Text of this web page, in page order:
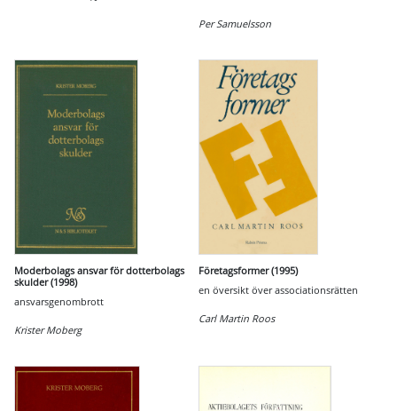
Per Samuelsson
Moderbolags ansvar för dotterbolags
skulder (1998)
ansvarsgenombrott
Krister Moberg
Företagsformer (1995)
en översikt över associationsrätten
Carl Martin Roos